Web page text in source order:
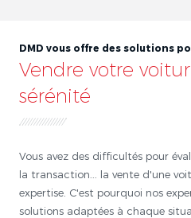
DMD vous offre des solutions
Vendre votre
sérénité
Vous avez des difficultés pour
la transaction... la vente d'une
expertise. C'est pourquoi nos
solutions adaptées à chaque